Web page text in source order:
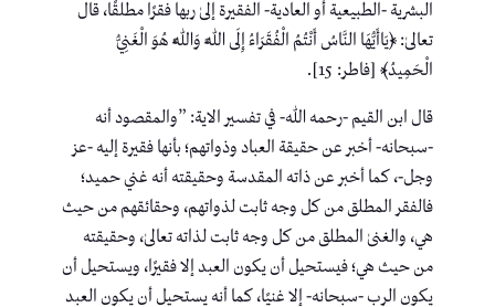
البشرية -الطبيعية أو العادية- الفقيرة إلىٰ ربها فقرًا مطلقًا، قال
تعالىٰ: ﴿يَاأَيُّهَا النَّاسُ أَنْتُمُ الْفُقَرَاءُ إِلَى اللَّهِ وَاللَّهُ هُوَ الْغَنِيُّ
الْحَمِيدُ﴾ [فاطر: 15].
قال ابن القيم -رحمه الله- في تفسير الاية: ”والمقصود أنه
-سبحانه- أخبر عن حقيقة العباد وذواتهم؛ بأنها فقيرة إليه -عز
وجل-، كما أخبر عن ذاته المقدسة وحقيقته أنه غني حميد؛
فالفقر المطلق من كل وجه ثابت لذواتهم، وحقائقهم من حيث
هي، والغنىٰ المطلق من كل وجه ثابت لذاته تعالىٰ، وحقيقته
من حيث هي؛ فيستحيل أن يكون العبد إلا فقيرًا، ويستحيل أن
يكون الرب -سبحانه- إلا غنيًا، كما أنه يستحيل أن يكون العبد